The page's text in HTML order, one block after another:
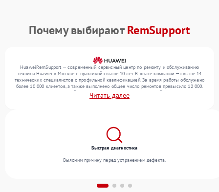
Почему выбираютRemSupport
HuaweiRemSupport — современный сервисный центр по ремонту и обслуживанию
техники Huawei в Москве с практикой свыше 10 лет. В штате компании — свыше 14
технических специалистов с профильной квалификацией. За время работы обслужено
более 10 000 клиентов, а также выполнено общее число ремонтов превысило 12 000.
Ежемесячно в сервисный центр поступает более 300 обращений, включая , , . Мы
беремся за задачи любой сложности и обеспечиваем надежный результат благодаря
Читать далее
Быстрая диагностика
Выясним причину перед устранением дефекта.